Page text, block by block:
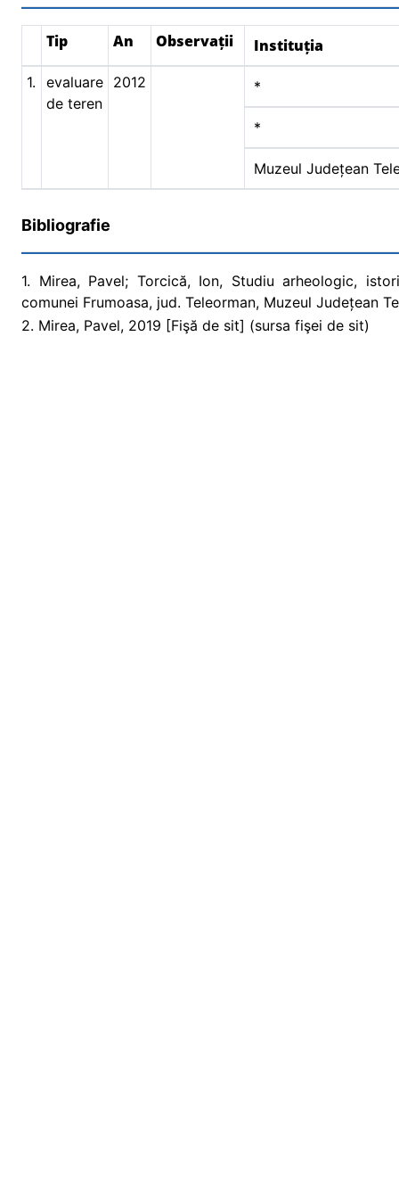
Tip An Observații Instituția
1.
evaluare
de teren
2012 *
*
Muzeul Județean
Bibliografie
1. Mirea, Pavel; Torcică, Ion, Studiu arheologic,
comunei Frumoasa, jud. Teleorman, Muzeul Județean
2. Mirea, Pavel, 2019 [Fişă de sit] (sursa fişei de sit)